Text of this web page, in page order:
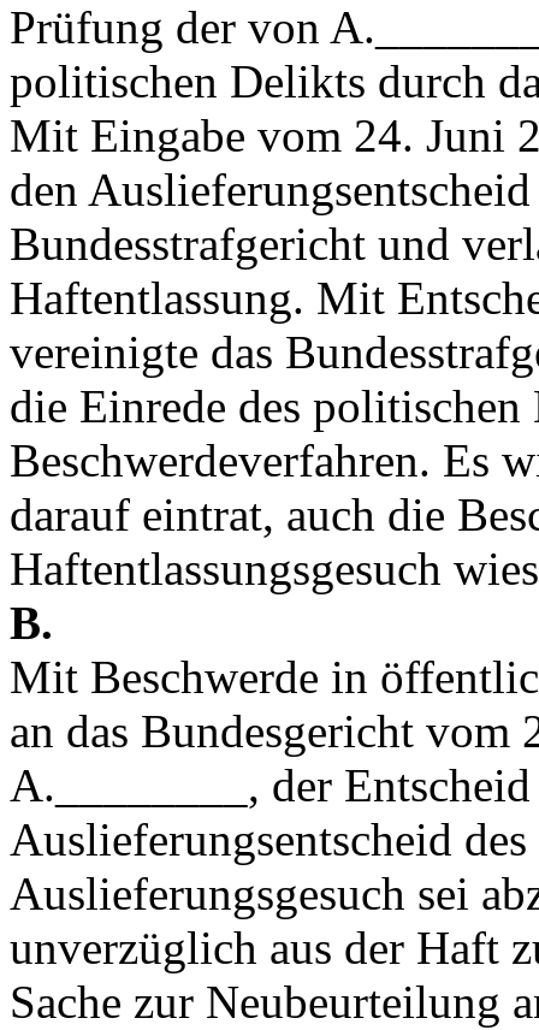
Prüfung der von
politischen Delikts durch
Mit Eingabe vom 24. Juni
den
Bundesstrafgericht und
Haftentlassung. Mit
vereinigte das
die Einrede des
Beschwerdeverfahren. Es
darauf eintrat, auch die
Haftentlassungsgesuch
B.
Mit Beschwerde in
an das Bundesgericht vom
A.________, der
Auslieferungsentscheid
Auslieferungsgesuch sei
unverzüglich aus der Haft
Sache zur Neubeurteilung